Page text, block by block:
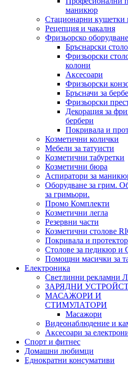
маникюр
Стационарни кушетки
Рецепция и чакалня
Фризьорско оборудване
Бръснарски
Фризьорски
колони
Аксесоари
Фризьорски
Бръсначи за
Фризьорски
Декорация за
бербери
Покривала и
Козметични колички
Мебели за татуисти
Козметични табуретки
Козметични бюра
Аспиратори за
Оборудване за грим.
за гримьори.
Промо Комплекти
Козметични легла
Резервни части
Козметични столове
Покривала и
Столове за педикюр
Помощни масички за
Електроника
Светлинни рекламни
ЗАРЯДНИ
МАСАЖОРИ И
СТИМУЛАТОРИ
Масажори
Видеонаблюдение и
Аксесоари за
Спорт и фитнес
Домашни любимци
Еднократни консумативи